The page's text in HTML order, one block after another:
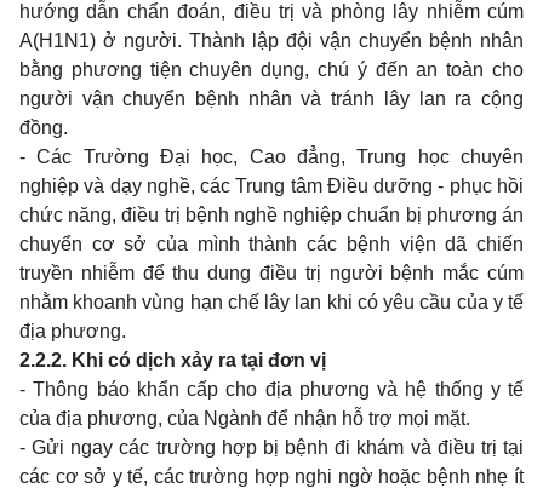
hướng dẫn chẩn đoán, điều trị và phòng lây nhiễm cúm
A(H1N1) ở người. Thành lập đội vận chuyển bệnh nhân
bằng phương tiện chuyên dụng, chú ý đến an toàn cho
người vận chuyển bệnh nhân và tránh lây lan ra cộng
đồng.
- Các Trường Đại học, Cao đẳng, Trung học chuyên
nghiệp và dạy nghề, các Trung tâm Điều dưỡng - phục hồi
chức năng, điều trị bệnh nghề nghiệp chuẩn bị phương án
chuyển cơ sở của mình thành các bệnh viện dã chiến
truyền nhiễm để thu dung điều trị người bệnh mắc cúm
nhằm khoanh vùng hạn chế lây lan khi có yêu cầu của y tế
địa phương.
2.2.2. Khi có dịch xảy ra tại đơn vị
- Thông báo khẩn cấp cho địa phương và hệ thống y tế
của địa phương, của Ngành để nhận hỗ trợ mọi mặt.
- Gửi ngay các trường hợp bị bệnh đi khám và điều trị tại
các cơ sở y tế, các trường hợp nghi ngờ hoặc bệnh nhẹ ít